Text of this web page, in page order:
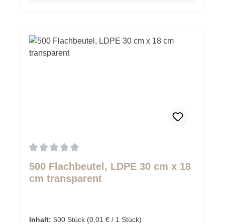
500 Flachbeutel, LDPE 30 cm x 18
cm transparent
Inhalt: 500 Stück (0,01 € / 1 Stück)